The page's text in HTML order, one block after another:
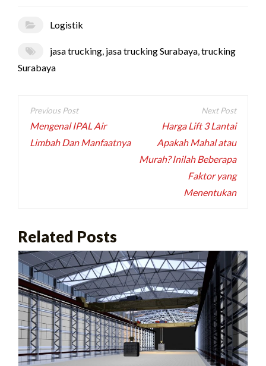
Logistik
jasa trucking, jasa trucking Surabaya,trucking
Surabaya
Post
navigation
Mengenal IPAL Air
Limbah Dan Manfaatnya
Harga Lift 3 Lantai
Apakah Mahal atau
Murah? Inilah Beberapa
Faktor yang
Menentukan
Related Posts